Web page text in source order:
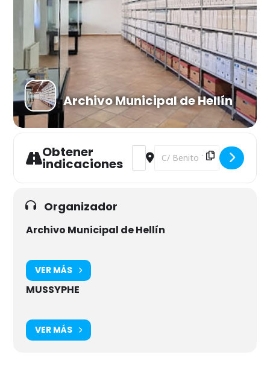
Archivo Municipal de Hellín
Obtener
indicaciones
Address - Fauna urbana. Charla
Destination Address -
Organizador
Archivo Municipal de Hellín
VER MÁS
MUSSYPHE
VER MÁS